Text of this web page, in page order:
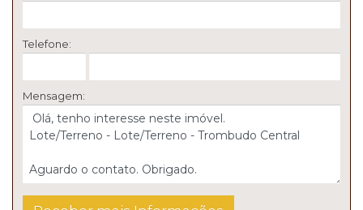
Telefone:
Mensagem: